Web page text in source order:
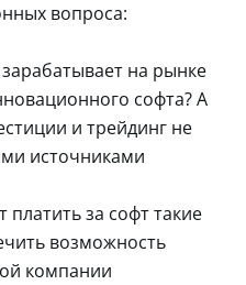
вопроса:
на рынке
софта? А
и трейдинг не
источниками
платить за софт такие
возможность
компании